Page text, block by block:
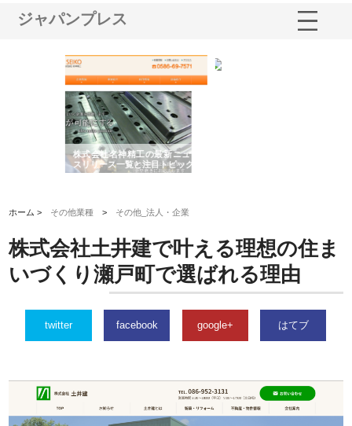
ジャパンプレス
株式会社名神精工の最新ニュー
スリリース一覧と注目トピック
有限会社エム・ビルドが南多摩
で選ばれる道路舗装と土木工事
の実力
ホーム > その他業種 > その他_法人・企業
株式会社土井建で叶える理想の住ま
いづくり瀬戸町で選ばれる理由
twitter facebook google+ はてブ